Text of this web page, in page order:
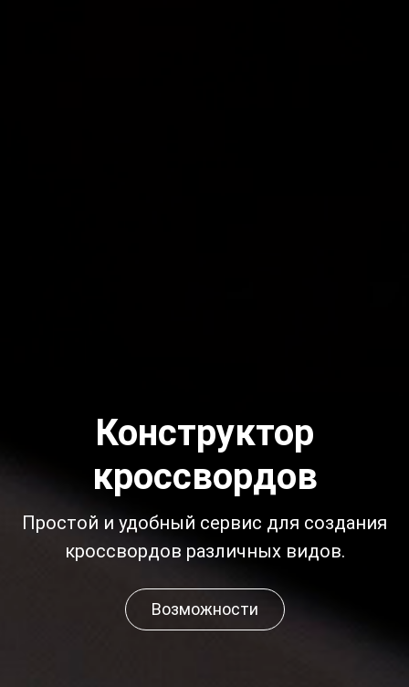
Конструктор
кроссвордов
Простой и удобный сервис для создания
кроссвордов различных видов.
Возможности